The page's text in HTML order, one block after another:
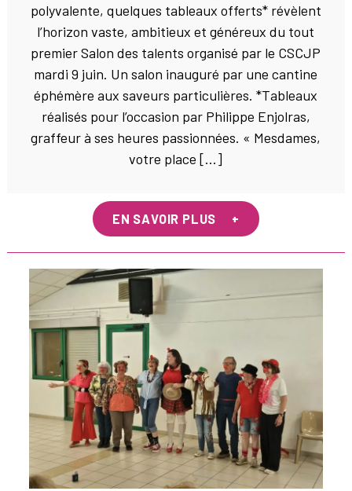
polyvalente, quelques tableaux offerts* révèlent
l’horizon vaste, ambitieux et généreux du tout
premier Salon des talents organisé par le CSCJP
mardi 9 juin. Un salon inauguré par une cantine
éphémère aux saveurs particulières. *Tableaux
réalisés pour l’occasion par Philippe Enjolras,
graffeur à ses heures passionnées. « Mesdames,
votre place […]
EN SAVOIR PLUS